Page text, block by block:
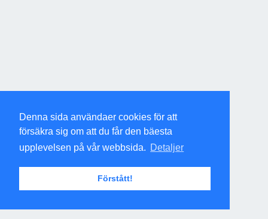
Denna sida användaer cookies för att
försäkra sig om att du får den bäesta
upplevelsen på vår webbsida. Detaljer
Förstått!